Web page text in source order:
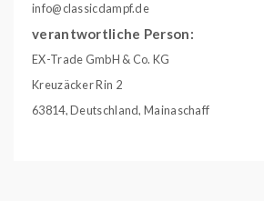
info@classicdampf.de
verantwortliche Person:
EX-Trade GmbH & Co. KG
Kreuzäcker Rin 2
63814, Deutschland, Mainaschaff